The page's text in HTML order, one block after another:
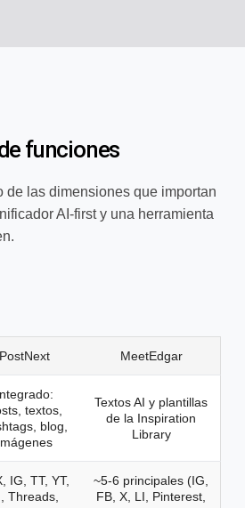
funciones
de las dimensiones que importan
AI-first y una herramienta
PostNext MeetEdgar
textos,
blog,
Textos AI y plantillas
de la Inspiration
Library
IG, TT, YT,
Threads,
~5-6 principales (IG,
FB, X, LI, Pinterest,